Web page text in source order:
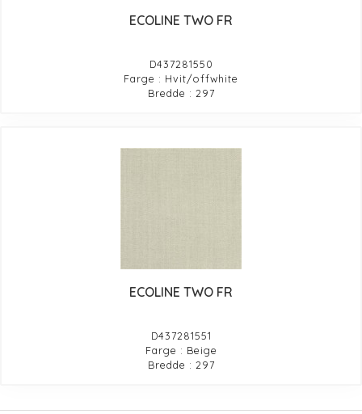
ECOLINE TWO FR
D437281550
Farge : Hvit/offwhite
Bredde : 297
ECOLINE TWO FR
D437281551
Farge : Beige
Bredde : 297